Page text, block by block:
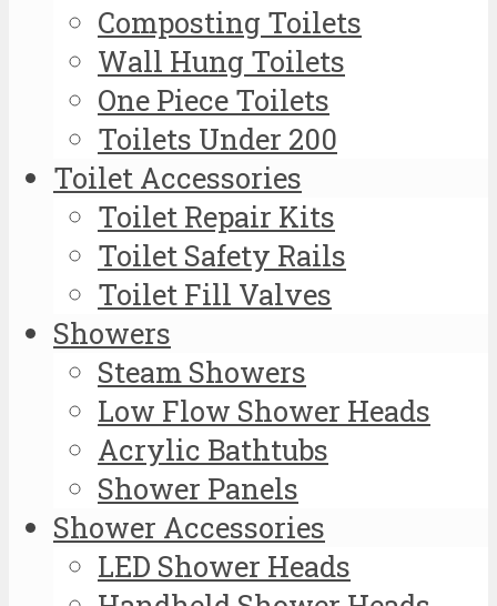
Composting Toilets
Wall Hung Toilets
One Piece Toilets
Toilets Under 200
Toilet Accessories
Toilet Repair Kits
Toilet Safety Rails
Toilet Fill Valves
Showers
Steam Showers
Low Flow Shower Heads
Acrylic Bathtubs
Shower Panels
Shower Accessories
LED Shower Heads